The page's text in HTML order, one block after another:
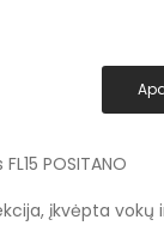
POSITANO
įkvėpta